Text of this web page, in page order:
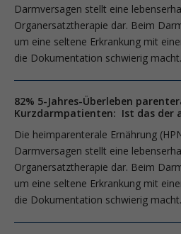
Darmversagen stellt eine
Organersatztherapie dar. Beim
um eine seltene Erkrankung mit
die Dokumentation schwierig macht.
82% 5-Jahres-Überleben
Kurzdarmpatienten: Ist das der
Die heimparenterale Ernährung
Darmversagen stellt eine
Organersatztherapie dar. Beim
um eine seltene Erkrankung mit
die Dokumentation schwierig macht.